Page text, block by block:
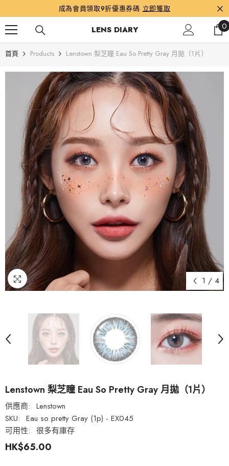
成為會員領取9折優惠券碼 立即獲取
LENS DIARY 00
首頁 Products Lenstown 梨芝瞳 Eau So Pretty Gray 月拋（1片）
1 / 4
Lenstown 梨芝瞳 Eau So Pretty Gray 月拋（1片）
供應商: Lenstown
SKU: Eau so pretty Gray (1p) - EX045
可用性: 很多有庫存
HK$65.00